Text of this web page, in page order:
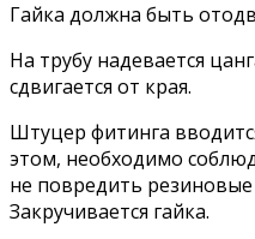
Гайка должна быть
На трубу надевается
сдвигается от края.
Штуцер фитинга
этом, необходимо
не повредить
Закручивается гайка.